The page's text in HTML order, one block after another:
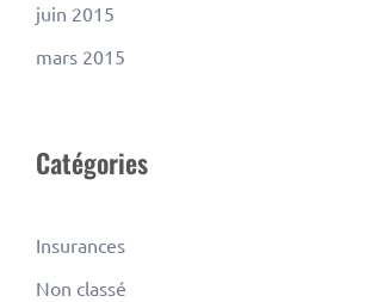
juin 2015
mars 2015
Catégories
Insurances
Non classé